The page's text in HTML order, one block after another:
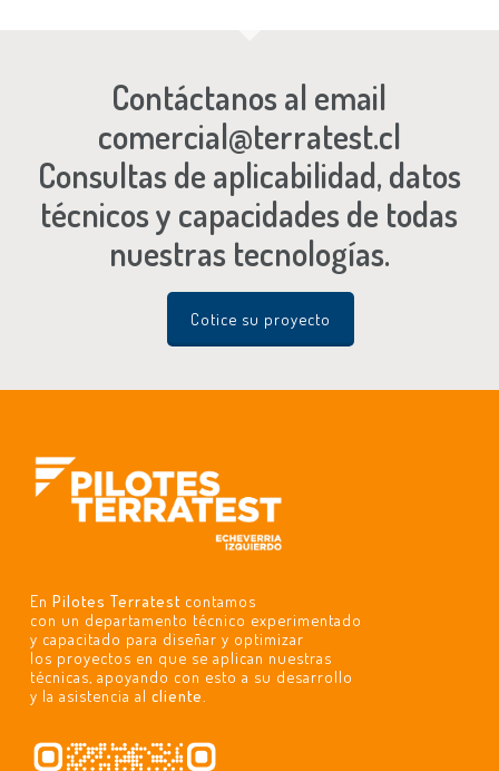
Contáctanos al email
comercial@terratest.cl
Consultas de aplicabilidad, datos
técnicos y capacidades de todas
nuestras tecnologías.
Cotice su proyecto
En Pilotes Terratest contamos
con un departamento técnico experimentado
y capacitado para diseñar y optimizar
los proyectos en que se aplican nuestras
técnicas, apoyando con esto a su desarrollo
y la asistencia al cliente